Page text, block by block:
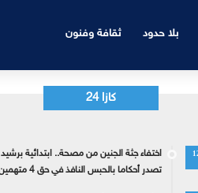
بلا حدود ثقافة وفنون
كازا 24
اختفاء جثة الجنين من مصحة.. ابتدائية برشيد
تصدر أحكاما بالحبس النافذ في حق 4 متهمين